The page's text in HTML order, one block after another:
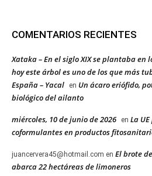
COMENTARIOS RECIENTES
Xataka – En el siglo XIX se plantaba en
hoy este árbol es uno de los que más
España – Yacal
en Un ácaro eriófido,
biológico del ailanto
miércoles, 10 de junio de 2026 en La
coformulantes en productos
juancervera45@hotmail.com en El brote
abarca 22 hectáreas de limoneros